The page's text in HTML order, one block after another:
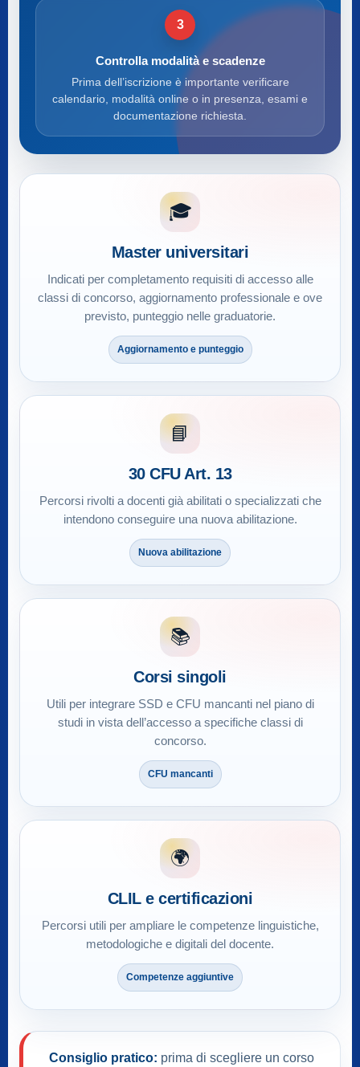
3
Controlla modalità e scadenze
Prima dell’iscrizione è importante verificare
calendario, modalità online o in presenza, esami e
documentazione richiesta.
🎓
Master universitari
Indicati per completamento requisiti di accesso alle
classi di concorso, aggiornamento professionale e ove
previsto, punteggio nelle graduatorie.
Aggiornamento e punteggio
📘
30 CFU Art. 13
Percorsi rivolti a docenti già abilitati o specializzati che
intendono conseguire una nuova abilitazione.
Nuova abilitazione
📚
Corsi singoli
Utili per integrare SSD e CFU mancanti nel piano di
studi in vista dell’accesso a specifiche classi di
concorso.
CFU mancanti
🌍
CLIL e certificazioni
Percorsi utili per ampliare le competenze linguistiche,
metodologiche e digitali del docente.
Competenze aggiuntive
Consiglio pratico: prima di scegliere un corso